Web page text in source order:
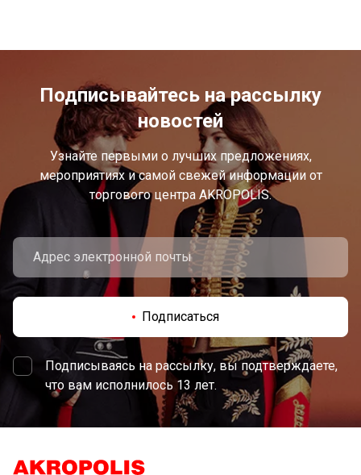
Подписывайтесь на рассылку
новостей
Узнайте первыми о лучших предложениях,
мероприятиях и самой свежей информации от
торгового центра AKROPOLIS.
Подписаться
Подписываясь на рассылку, вы подтверждаете,
что вам исполнилось 13 лет.